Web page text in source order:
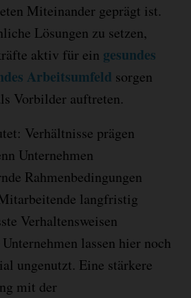
Miteinander geprägt ist.
Lösungen zu setzen,
aktiv für ein gesundes
Arbeitsumfeld sorgen
Vorbilder auftreten.
Verhältnisse prägen
Unternehmen
Rahmenbedingungen
langfristig
Verhaltensweisen
lassen hier noch
ungenutzt. Eine stärkere
mit der